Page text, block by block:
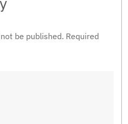
be published. Required